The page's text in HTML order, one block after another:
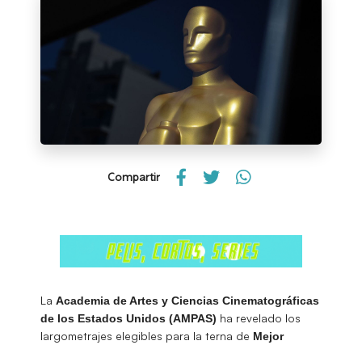
Compartir
La Academia de Artes y Ciencias Cinematográficas
de los Estados Unidos (AMPAS) ha revelado los
largometrajes elegibles para la terna de Mejor